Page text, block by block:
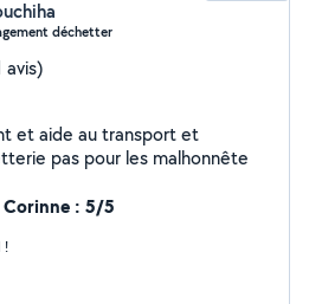
déchetter
avis)
et aide au transport et
pas pour les malhonnête
Corinne : 5/5
!